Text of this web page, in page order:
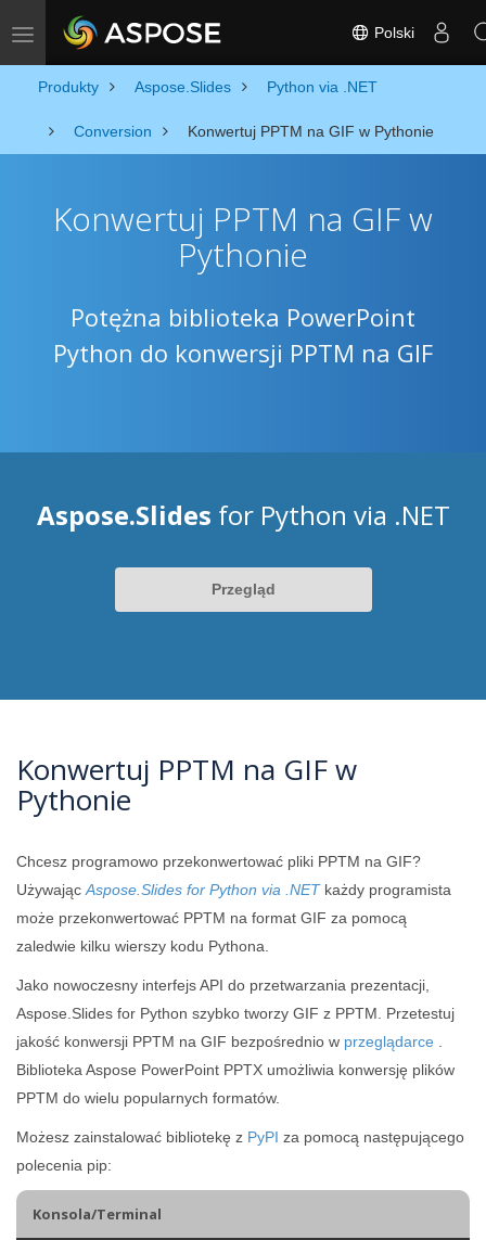
Toggle navigation Polski
Produkty Aspose.Slides Python via .NET
Conversion Konwertuj PPTM na GIF w Pythonie
Konwertuj PPTM na GIF w
Pythonie
Potężna biblioteka PowerPoint
Python do konwersji PPTM na GIF
Aspose.Slides for Python via .NET
Przegląd
Konwertuj PPTM na GIF w
Pythonie
Chcesz programowo przekonwertować pliki PPTM na GIF?
Używając Aspose.Slides for Python via .NETkażdy programista
może przekonwertować PPTM na format GIF za pomocą
zaledwie kilku wierszy kodu Pythona.
Jako nowoczesny interfejs API do przetwarzania prezentacji,
Aspose.Slides for Python szybko tworzy GIF z PPTM. Przetestuj
jakość konwersji PPTM na GIF bezpośrednio w przeglądarce
Biblioteka Aspose PowerPoint PPTX umożliwia konwersję plików
PPTM do wielu popularnych formatów.
Możesz zainstalować bibliotekę z PyPI za pomocą następującego
polecenia pip:
Konsola/Terminal